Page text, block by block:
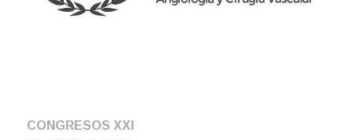
CONGRESOS XXI